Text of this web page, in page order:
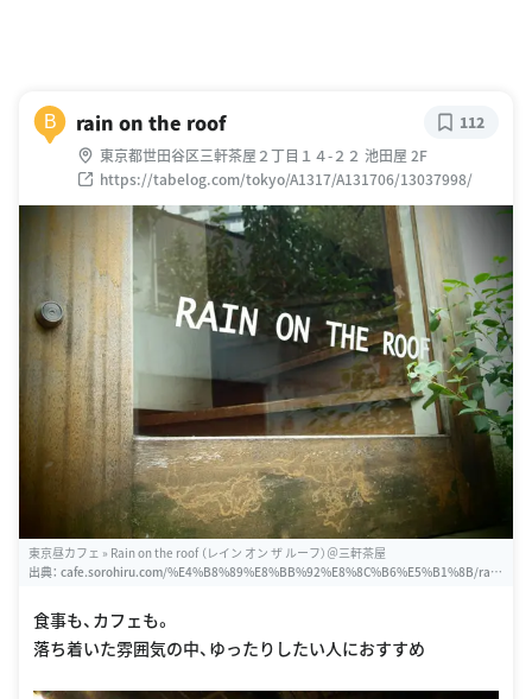
B rain on the roof
東京都世田谷区三軒茶屋２丁目１４-２２ 池田屋 2F
https://tabelog.com/tokyo/A1317/A131706/13037998/
112
東京昼カフェ » Rain on the roof （レイン オン ザ ルーフ）＠三軒茶屋
出典： cafe.sorohiru.com/%E4%B8%89%E8%BB%92%E8%8C%B6%E5%B1%8B/rain
食事も、カフェも。
落ち着いた雰囲気の中、ゆったりしたい人におすすめ